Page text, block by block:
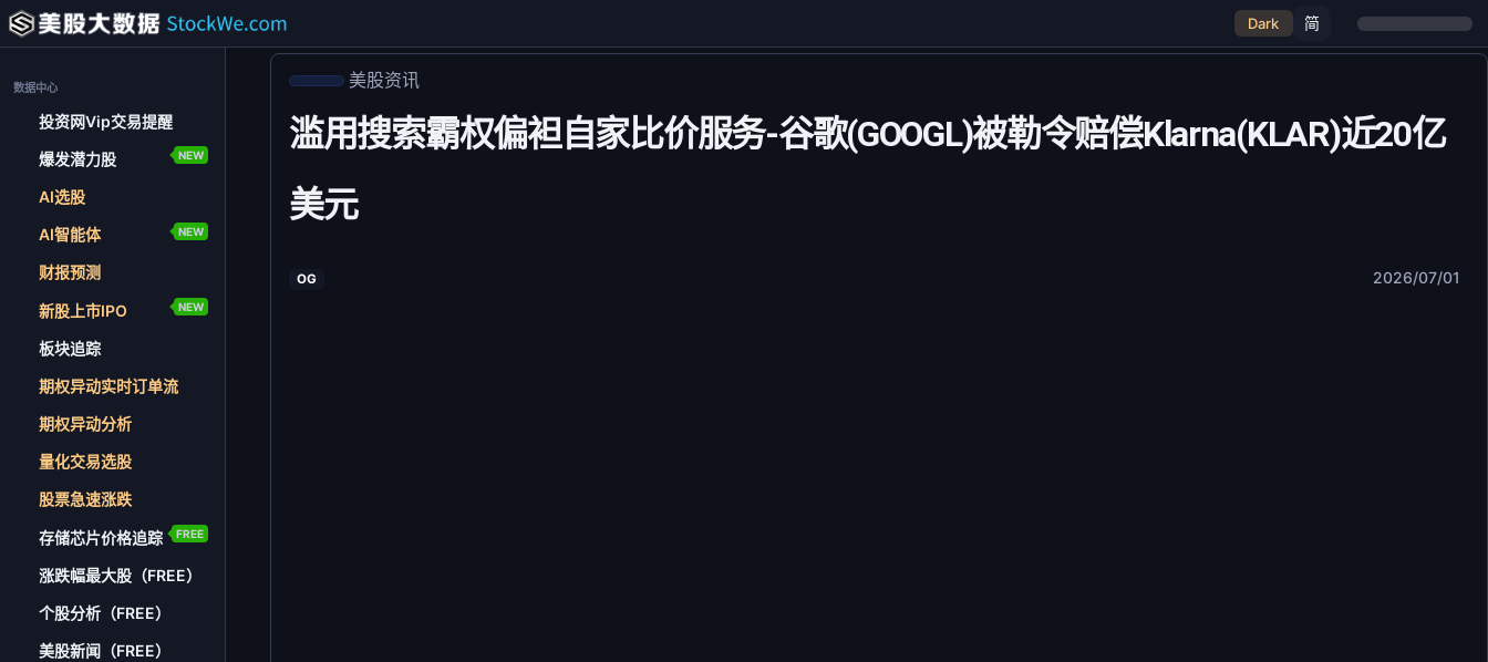
数据中心
投资网Vip交易提醒
爆发潜力股 NEW
AI选股
AI智能体 NEW
财报预测
新股上市IPO NEW
板块追踪
期权异动实时订单流
期权异动分析
量化交易选股
股票急速涨跌
存储芯片价格追踪 FREE
涨跌幅最大股（FREE）
个股分析（FREE）
美股新闻（FREE）
Dark 简
美股资讯
滥用搜索霸权偏袒自家比价服务-谷歌(GOOGL)被勒令赔偿Klarna(KLAR)近20亿
美元
OG 2026/07/01